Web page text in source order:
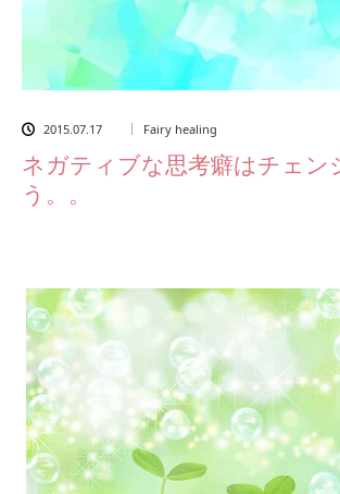
2015.07.17 Fairy healing
ネガティブな思考癖はチェン
う。。